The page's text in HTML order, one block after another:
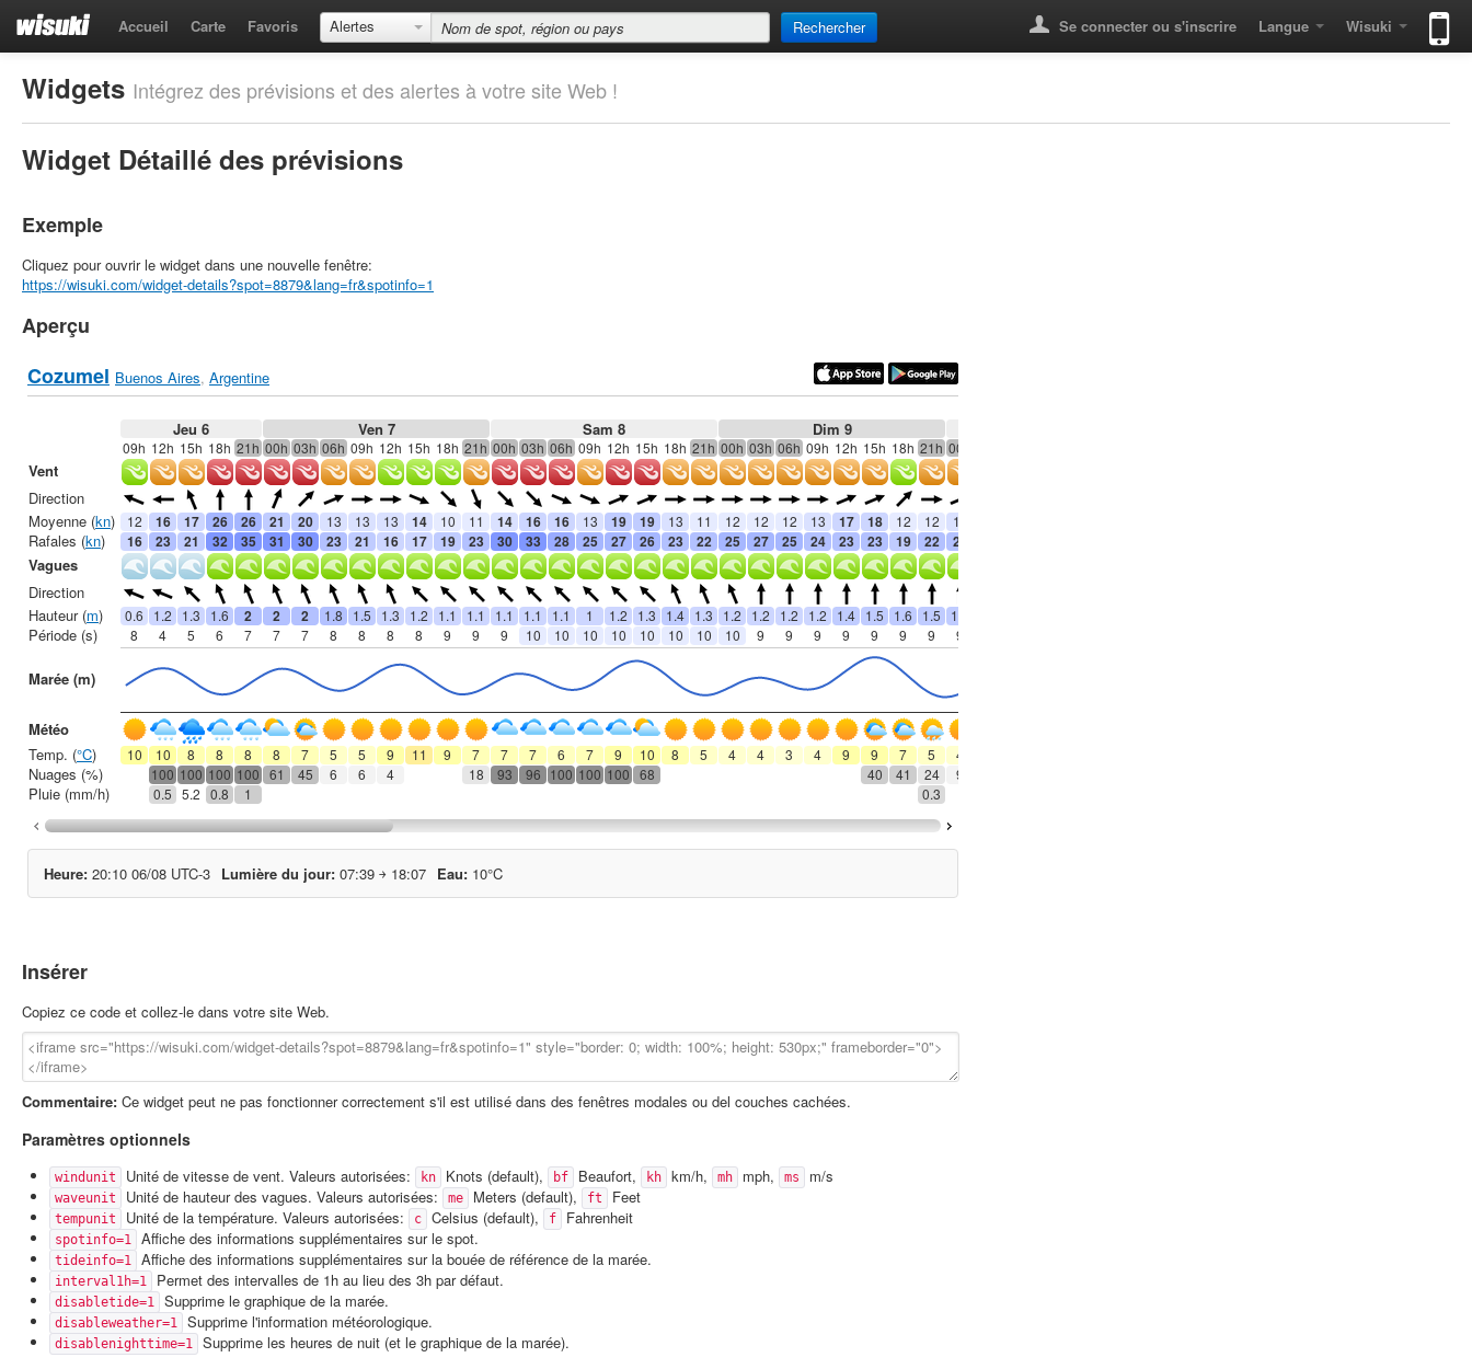
Accueil Carte Favoris Alertes Rechercher Se connecter ou s'inscrire Langue Wisuki
Widgets Intégrez des prévisions et des alertes à votre site Web !
Widget Détaillé des prévisions
Exemple
Cliquez pour ouvrir le widget dans une nouvelle fenêtre:
https://wisuki.com/widget-details?spot=8879&lang=fr&spotinfo=1
Aperçu
Insérer
Copiez ce code et collez-le dans votre site Web.
Commentaire: Ce widget peut ne pas fonctionner correctement s'il est utilisé dans des fenêtres modales ou del couches cachées.
Paramètres optionnels
windunit Unité de vitesse de vent. Valeurs autorisées: kn Knots (default), bf Beaufort, kh km/h, mh mph, ms m/s
waveunit Unité de hauteur des vagues. Valeurs autorisées: me Meters (default), ft Feet
tempunit Unité de la température. Valeurs autorisées: c Celsius (default), f Fahrenheit
spotinfo=1 Affiche des informations supplémentaires sur le spot.
tideinfo=1 Affiche des informations supplémentaires sur la bouée de référence de la marée.
interval1h=1 Permet des intervalles de 1h au lieu des 3h par défaut.
disabletide=1 Supprime le graphique de la marée.
disableweather=1 Supprime l'information météorologique.
disablenighttime=1 Supprime les heures de nuit (et le graphique de la marée).